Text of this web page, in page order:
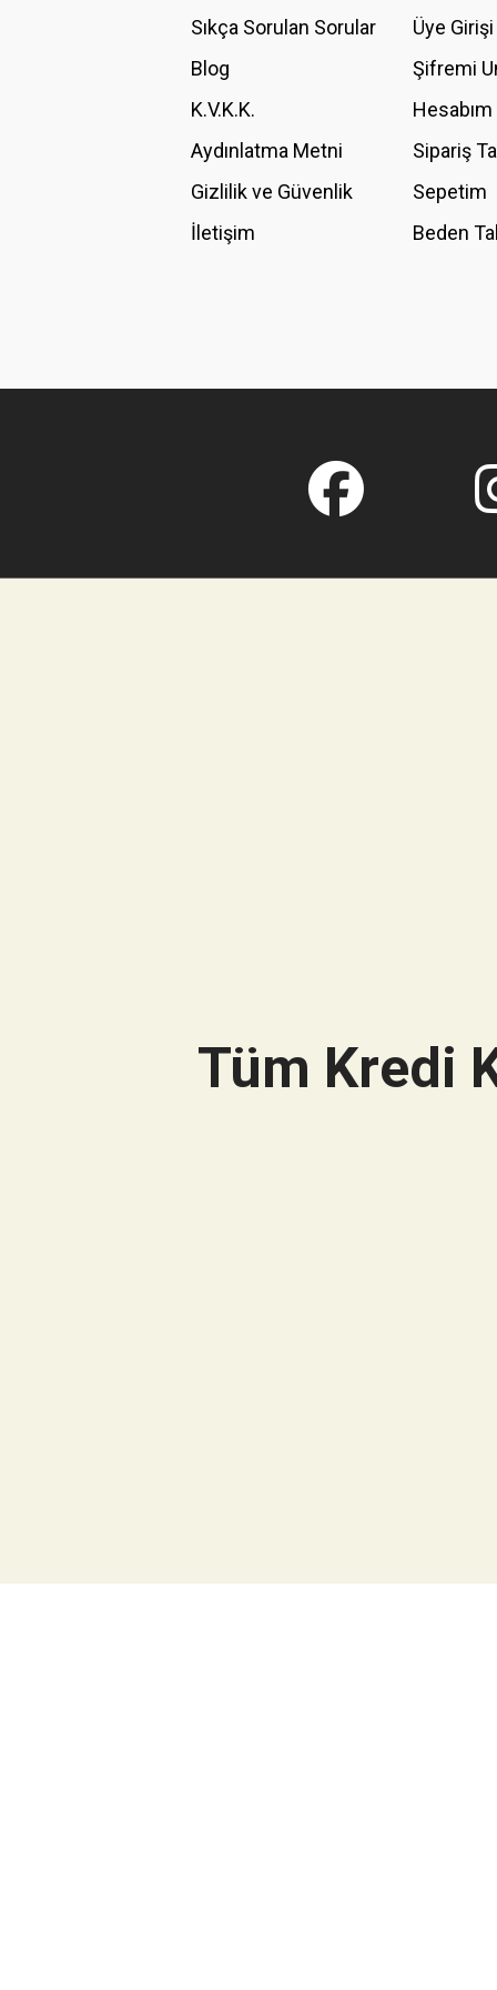
Ürün açıklamasında eksik bilgiler bulunuyor.
Ürün fiyatı diğer sitelerden daha pahalı.
Bu ürüne benzer farklı alternatifler olmalı.
Sıkça Sorulan Sorular
Blog
K.V.K.K.
Aydınlatma Metni
Gizlilik ve Güvenlik
İletişim
Üye Girişi
Şifremi
Hesabım
Sipariş
Sepetim
Beden
Tüm Kredi